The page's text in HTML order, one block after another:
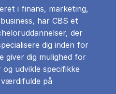
i finans, marketing,
har CBS et
der
dig inden for
giver dig mulighed for
udvikle specifikke
på